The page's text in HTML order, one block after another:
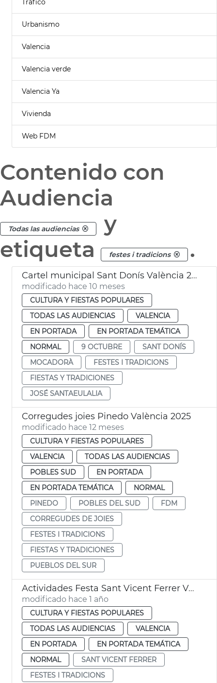
Urbanismo
Valencia
Valencia verde
Valencia Ya
Vivienda
Web FDM
Contenido con
Audiencia
Todas las audiencias
y
etiqueta
festes i tradicions .
Cartel municipal Sant Donís València 2025
modificado hace 10 meses
CULTURA Y FIESTAS POPULARES
TODAS LAS AUDIENCIAS
VALENCIA
EN PORTADA
EN PORTADA TEMÁTICA
NORMAL
9 OCTUBRE
SANT DONÍS
MOCADORÀ
FESTES I TRADICIONS
FIESTAS Y TRADICIONES
JOSÉ SANTAEULALIA
Corregudes joies Pinedo València 2025
modificado hace 12 meses
CULTURA Y FIESTAS POPULARES
VALENCIA
TODAS LAS AUDIENCIAS
POBLES SUD
EN PORTADA
EN PORTADA TEMÁTICA
NORMAL
PINEDO
POBLES DEL SUD
FDM
CORREGUDES DE JOIES
FESTES I TRADICIONS
FIESTAS Y TRADICIONES
PUEBLOS DEL SUR
Actividades Festa Sant Vicent Ferrer València
modificado hace 1 año
CULTURA Y FIESTAS POPULARES
TODAS LAS AUDIENCIAS
VALENCIA
EN PORTADA
EN PORTADA TEMÁTICA
NORMAL
SANT VICENT FERRER
FESTES I TRADICIONS